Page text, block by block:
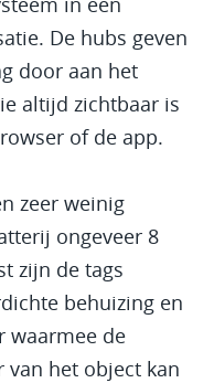
De hubs geven
door aan het
altijd zichtbaar is
of de app.
zeer weinig
ongeveer 8
zijn de tags
behuizing en
waarmee de
het object kan